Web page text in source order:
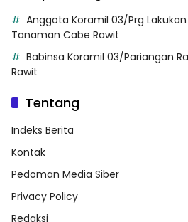
Anggota Koramil 03/Prg
Tanaman Cabe Rawit
Babinsa Koramil 03/Pariangan
Rawit
Tentang
Indeks Berita
Kontak
Pedoman Media Siber
Privacy Policy
Redaksi